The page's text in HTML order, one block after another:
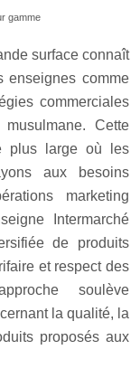
gamme
surface connaît
enseignes comme
commerciales
Cette
plus large où les
aux besoins
marketing
Intermarché
de produits
et respect des
soulève
la qualité, la
proposés aux